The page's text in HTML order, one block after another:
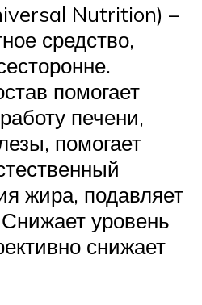
Nutrition) –
средство,
помогает
печени,
помогает
жира, подавляет
уровень
снижает